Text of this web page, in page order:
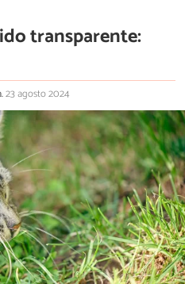
transparente:
23 agosto 2024